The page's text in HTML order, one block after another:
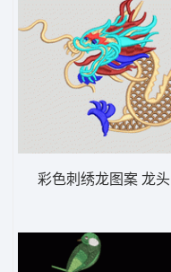
彩色刺绣龙图案 龙头